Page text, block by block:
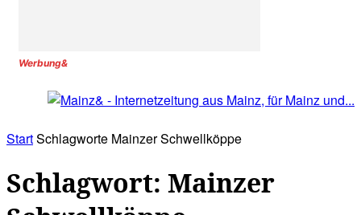
Werbung&
StartSchlagworte Mainzer Schwellköppe
Schlagwort: Mainzer